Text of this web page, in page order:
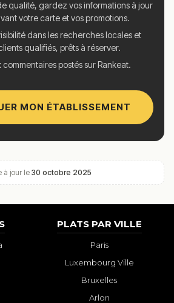
qualité, gardez vos informations à jour
votre carte et vos promotions.
dans les recherches locales et
qualifiés, prêts à réserver.
postés sur Rankeat.
MON ÉTABLISSEMENT
à jour le 30 octobre 2025
PLATS PAR VILLE
Paris
Luxembourg Ville
Bruxelles
Arlon